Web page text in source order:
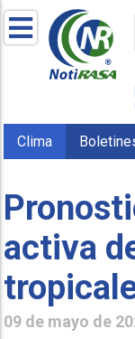
Clima
activa
09 de mayo de